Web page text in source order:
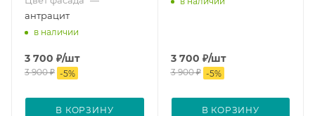
антрацит
в наличии
3 700 ₽/шт
3 900₽ -5%
В КОРЗИНУ
3 700 ₽/шт
3 900₽ -5%
В КОРЗИНУ